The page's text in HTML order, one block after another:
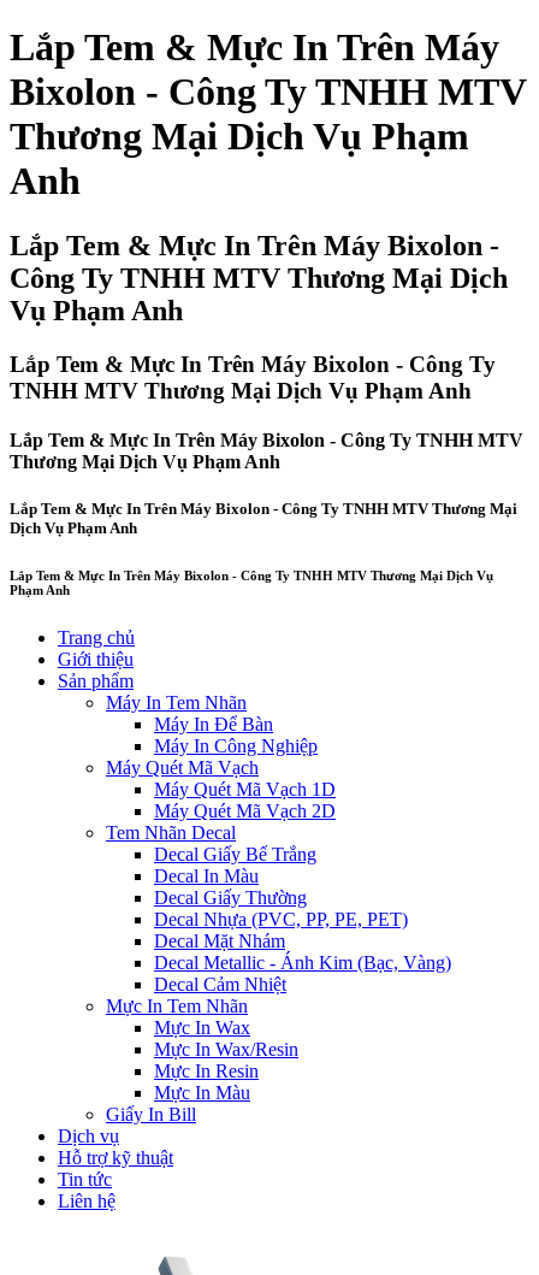
Lắp Tem & Mực In Trên Máy
Bixolon - Công Ty TNHH MTV
Thương Mại Dịch Vụ Phạm
Anh
Lắp Tem & Mực In Trên Máy Bixolon -
Công Ty TNHH MTV Thương Mại Dịch
Vụ Phạm Anh
Lắp Tem & Mực In Trên Máy Bixolon - Công Ty
TNHH MTV Thương Mại Dịch Vụ Phạm Anh
Lắp Tem & Mực In Trên Máy Bixolon - Công Ty TNHH MTV
Thương Mại Dịch Vụ Phạm Anh
Lắp Tem & Mực In Trên Máy Bixolon - Công Ty TNHH MTV Thương Mại
Dịch Vụ Phạm Anh
Lắp Tem & Mực In Trên Máy Bixolon - Công Ty TNHH MTV Thương Mại Dịch Vụ
Phạm Anh
Trang chủ
Giới thiệu
Sản phẩm
Máy In Tem Nhãn
Máy In Để Bàn
Máy In Công Nghiệp
Máy Quét Mã Vạch
Máy Quét Mã Vạch 1D
Máy Quét Mã Vạch 2D
Tem Nhãn Decal
Decal Giấy Bế Trắng
Decal In Màu
Decal Giấy Thường
Decal Nhựa (PVC, PP, PE, PET)
Decal Mặt Nhám
Decal Metallic - Ánh Kim (Bạc, Vàng)
Decal Cảm Nhiệt
Mực In Tem Nhãn
Mực In Wax
Mực In Wax/Resin
Mực In Resin
Mực In Màu
Giấy In Bill
Dịch vụ
Hỗ trợ kỹ thuật
Tin tức
Liên hệ